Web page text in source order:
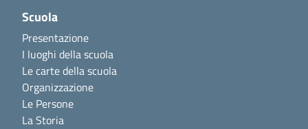
Scuola
Presentazione
I luoghi della scuola
Le carte della scuola
Organizzazione
Le Persone
La Storia